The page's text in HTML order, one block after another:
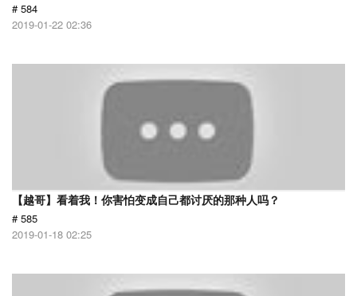
# 584
2019-01-22 02:36
【越哥】看着我！你害怕变成自己都讨厌的那种人吗？
# 585
2019-01-18 02:25